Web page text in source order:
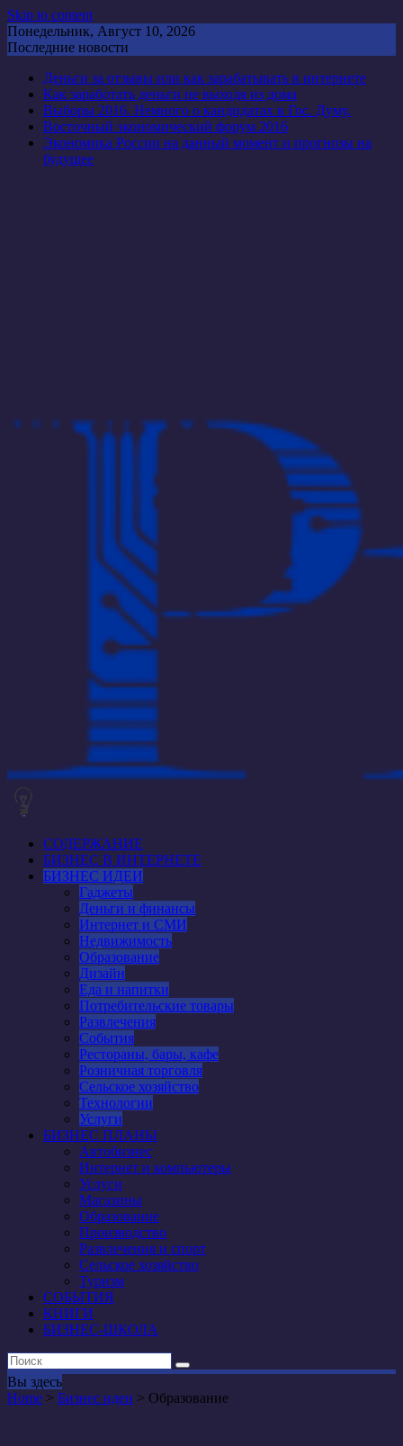
Skip to content
Понедельник, Август 10, 2026
Последние новости
Деньги за отзывы или как зарабатывать в интернете
Как заработать деньги не выходя из дома
Выборы 2016. Немного о кандидатах в Гос. Думу.
Восточный экономический форум 2016
Экономика России на данный момент и прогнозы на
будущее
СОДЕРЖАНИЕ
БИЗНЕС В ИНТЕРНЕТЕ
БИЗНЕС ИДЕИ
Гаджеты
Деньги и финансы
Интернет и СМИ
Недвижимость
Образование
Дизайн
Еда и напитки
Потребительские товары
Развлечения
События
Рестораны, бары, кафе
Розничная торговля
Сельское хозяйство
Технологии
Услуги
БИЗНЕС ПЛАНЫ
Автобизнес
Интернет и компьютеры
Услуги
Магазины
Образование
Производство
Развлечения и спорт
Сельское хозяйство
Туризм
СОБЫТИЯ
КНИГИ
БИЗНЕС-ШКОЛА
Вы здесь
Home > Бизнес идеи > Образование